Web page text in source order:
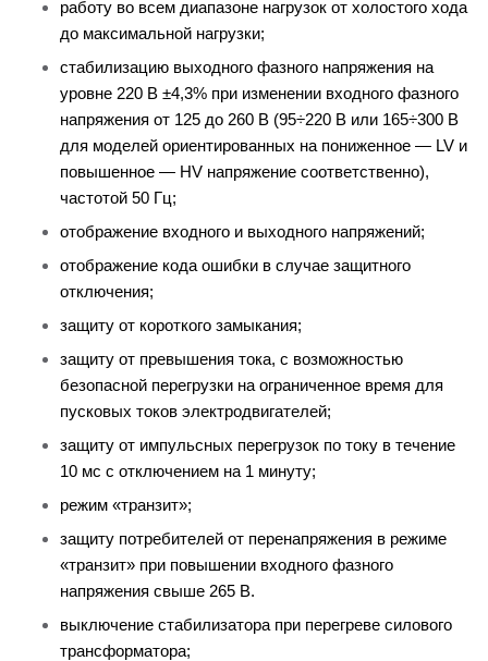
работу во всем диапазоне нагрузок от холостого хода
до максимальной нагрузки;
стабилизацию выходного фазного напряжения на
уровне 220 В ±4,3% при изменении входного фазного
напряжения от 125 до 260 В (95÷220 В или 165÷300 В
для моделей ориентированных на пониженное — LV и
повышенное — HV напряжение соответственно),
частотой 50 Гц;
отображение входного и выходного напряжений;
отображение кода ошибки в случае защитного
отключения;
защиту от короткого замыкания;
защиту от превышения тока, с возможностью
безопасной перегрузки на ограниченное время для
пусковых токов электродвигателей;
защиту от импульсных перегрузок по току в течение
10 мс с отключением на 1 минуту;
режим «транзит»;
защиту потребителей от перенапряжения в режиме
«транзит» при повышении входного фазного
напряжения свыше 265 В.
выключение стабилизатора при перегреве силового
трансформатора;